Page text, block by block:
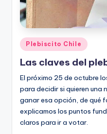
Publicado
en
Plebiscito Chile
Las claves del
El próximo 25 de octubre
para decidir si quieren una
ganar esa opción, de qué
explicamos los puntos
claros para ir a votar.